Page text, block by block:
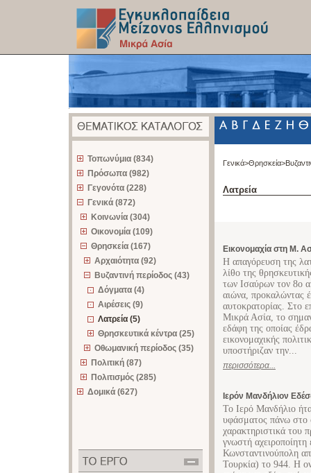
Τοπωνύμια (834)
Πρόσωπα (982)
Γεγονότα (228)
Γενικά (872)
Κοινωνία (304)
Οικονομία (109)
Θρησκεία (167)
Αρχαιότητα (92)
Βυζαντινή περίοδος (43)
Δόγματα (4)
Αιρέσεις (9)
Λατρεία (5)
Θρησκευτικά κέντρα (25)
Οθωμανική περίοδος (35)
Πολιτική (87)
Πολιτισμός (285)
Δομικά (627)
Γενικά>Θρησκεία>
Λατρεία
Εικονομαχία στη Μ.
Η απαγόρευση της
λίθο της
των Ισαύρων τον 8ο
αιώνα, προκαλώντας
αυτοκρατορίας. Στο
Μικρά Ασία, το
εδάφη της οποίας
εικονομαχικής
υποστήριζαν την...
περισσότερα...
Ιερόν Μανδήλιον
Το Ιερό Μανδήλιο
υφάσματος πάνω στο
χαρακτηριστικά του
γνωστή
Κωνσταντινούπολη
Τουρκία) το 944. Η